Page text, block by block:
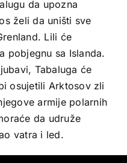
da upozna
želi da uništi sve
Lili će
pobjegnu sa Islanda.
Tabaluga će
osujetili Arktosov zli
armije polarnih
da udruže
vatra i led.